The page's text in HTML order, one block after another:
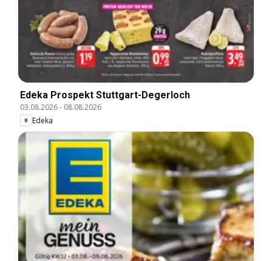
Edeka Prospekt Stuttgart-Degerloch
03.08.2026- 08.08.2026
Edeka